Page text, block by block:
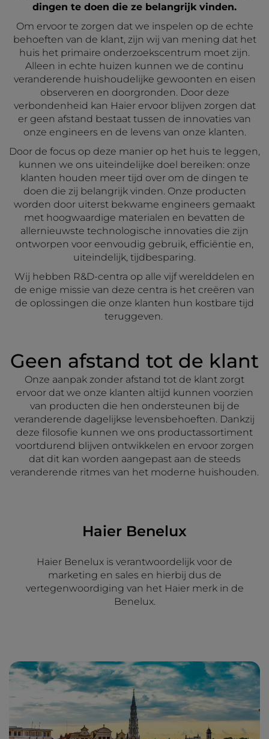
dingen te doen die ze belangrijk vinden.
Om ervoor te zorgen dat we inspelen op de echte
behoeften van de klant, zijn wij van mening dat het
huis het primaire onderzoekscentrum moet zijn.
Alleen in echte huizen kunnen we de continu
veranderende huishoudelijke gewoonten en eisen
observeren en doorgronden. Door deze
verbondenheid kan Haier ervoor blijven zorgen dat
er geen afstand bestaat tussen de innovaties van
onze engineers en de levens van onze klanten.
Door de focus op deze manier op het huis te leggen,
kunnen we ons uiteindelijke doel bereiken: onze
klanten houden meer tijd over om de dingen te
doen die zij belangrijk vinden. Onze producten
worden door uiterst bekwame engineers gemaakt
met hoogwaardige materialen en bevatten de
allernieuwste technologische innovaties die zijn
ontworpen voor eenvoudig gebruik, efficiëntie en,
uiteindelijk, tijdbesparing.
Wij hebben R&D-centra op alle vijf werelddelen en
de enige missie van deze centra is het creëren van
de oplossingen die onze klanten hun kostbare tijd
teruggeven.
Geen afstand tot de klant
Onze aanpak zonder afstand tot de klant zorgt
ervoor dat we onze klanten altijd kunnen voorzien
van producten die hen ondersteunen bij de
veranderende dagelijkse levensbehoeften. Dankzij
deze filosofie kunnen we ons productassortiment
voortdurend blijven ontwikkelen en ervoor zorgen
dat dit kan worden aangepast aan de steeds
veranderende ritmes van het moderne huishouden.
Haier Benelux
Haier Benelux is verantwoordelijk voor de
marketing en sales en hierbij dus de
vertegenwoordiging van het Haier merk in de
Benelux.